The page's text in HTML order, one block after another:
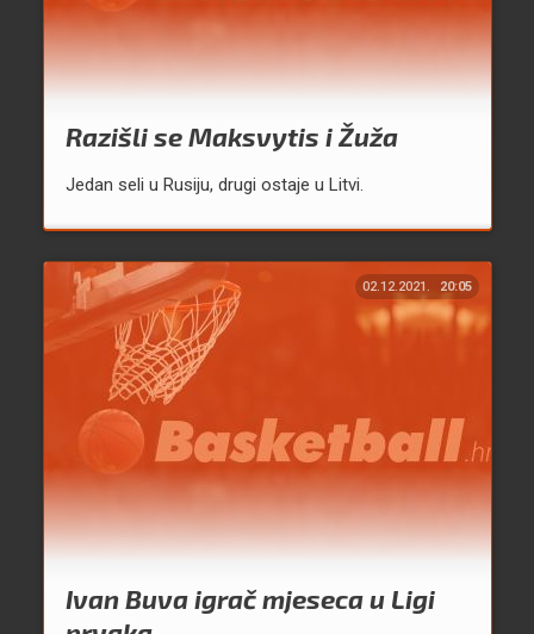
Razišli se Maksvytis i Žuža
Jedan seli u Rusiju, drugi ostaje u Litvi.
02.12.2021. 20:05
Ivan Buva igrač mjeseca u Ligi